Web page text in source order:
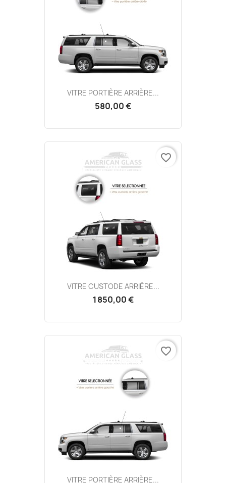
VITRE PORTIÈRE ARRIÈRE...
580,00 €
VITRE CUSTODE ARRIÈRE...
1 850,00 €
favorite_border
VITRE PORTIÈRE ARRIÈRE...
favorite_border